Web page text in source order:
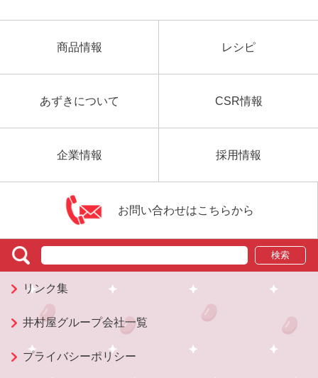
商品情報 レシピ
あずきについて CSR情報
企業情報 採用情報
お問い合わせはこちらから
検索
リンク集
井村屋グループ会社一覧
プライバシーポリシー